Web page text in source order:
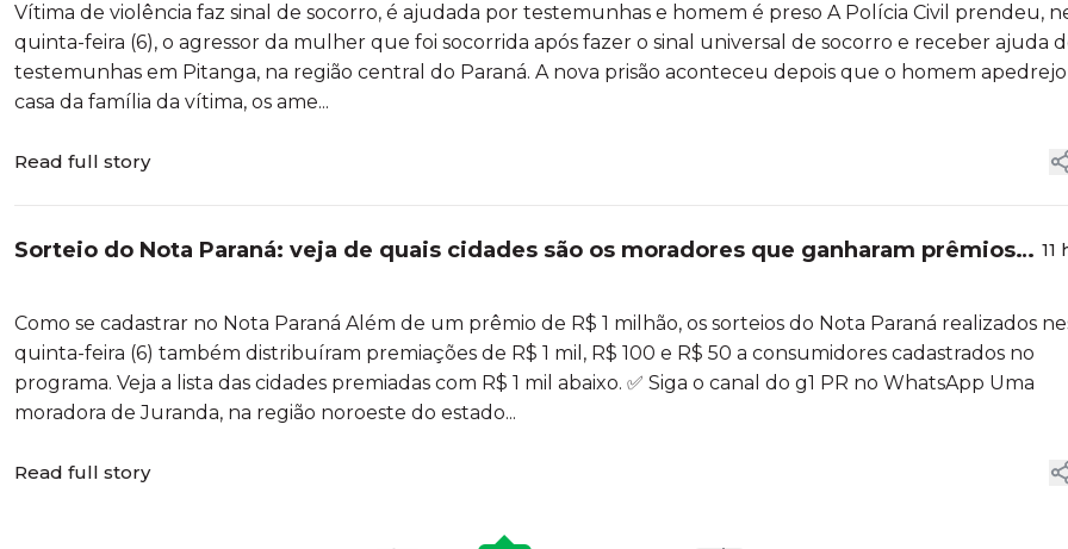
Vítima de violência faz sinal de socorro, é ajudada por testemunhas e homem é preso A Polícia Civil prendeu,
quinta-feira (6), o agressor da mulher que foi socorrida após fazer o sinal universal de socorro e receber ajuda
testemunhas em Pitanga, na região central do Paraná. A nova prisão aconteceu depois que o homem
casa da família da vítima, os ame...
Read full story
Sorteio do Nota Paraná: veja de quais cidades são os moradores que ganharam prêmios
11
Como se cadastrar no Nota Paraná Além de um prêmio de R$ 1 milhão, os sorteios do Nota Paraná realizados
quinta-feira (6) também distribuíram premiações de R$ 1 mil, R$ 100 e R$ 50 a consumidores cadastrados no
programa. Veja a lista das cidades premiadas com R$ 1 mil abaixo. ✅ Siga o canal do g1 PR no WhatsApp Uma
moradora de Juranda, na região noroeste do estado...
Read full story